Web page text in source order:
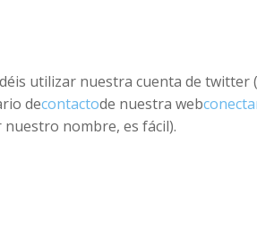
utilizar nuestra cuenta de twitter (
decontactode nuestra web
nuestro nombre, es fácil).